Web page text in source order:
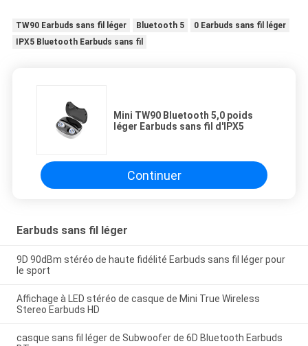
TW90 Earbuds sans fil léger Bluetooth 5
0 Earbuds sans fil léger
IPX5 Bluetooth Earbuds sans fil
Mini TW90 Bluetooth 5,0 poids
léger Earbuds sans fil d'IPX5
Continuer
Earbuds sans fil léger
9D 90dBm stéréo de haute fidélité Earbuds sans fil léger pour
le sport
Affichage à LED stéréo de casque de Mini True Wireless
Stereo Earbuds HD
casque sans fil léger de Subwoofer de 6D Bluetooth Earbuds